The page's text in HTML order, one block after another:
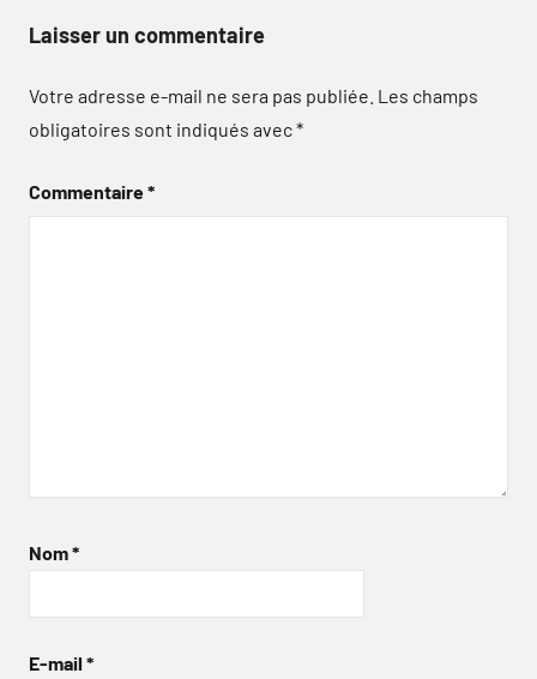
Laisser un commentaire
Votre adresse e-mail ne sera pas publiée. Les champs
obligatoires sont indiqués avec*
Commentaire*
Nom*
E-mail *